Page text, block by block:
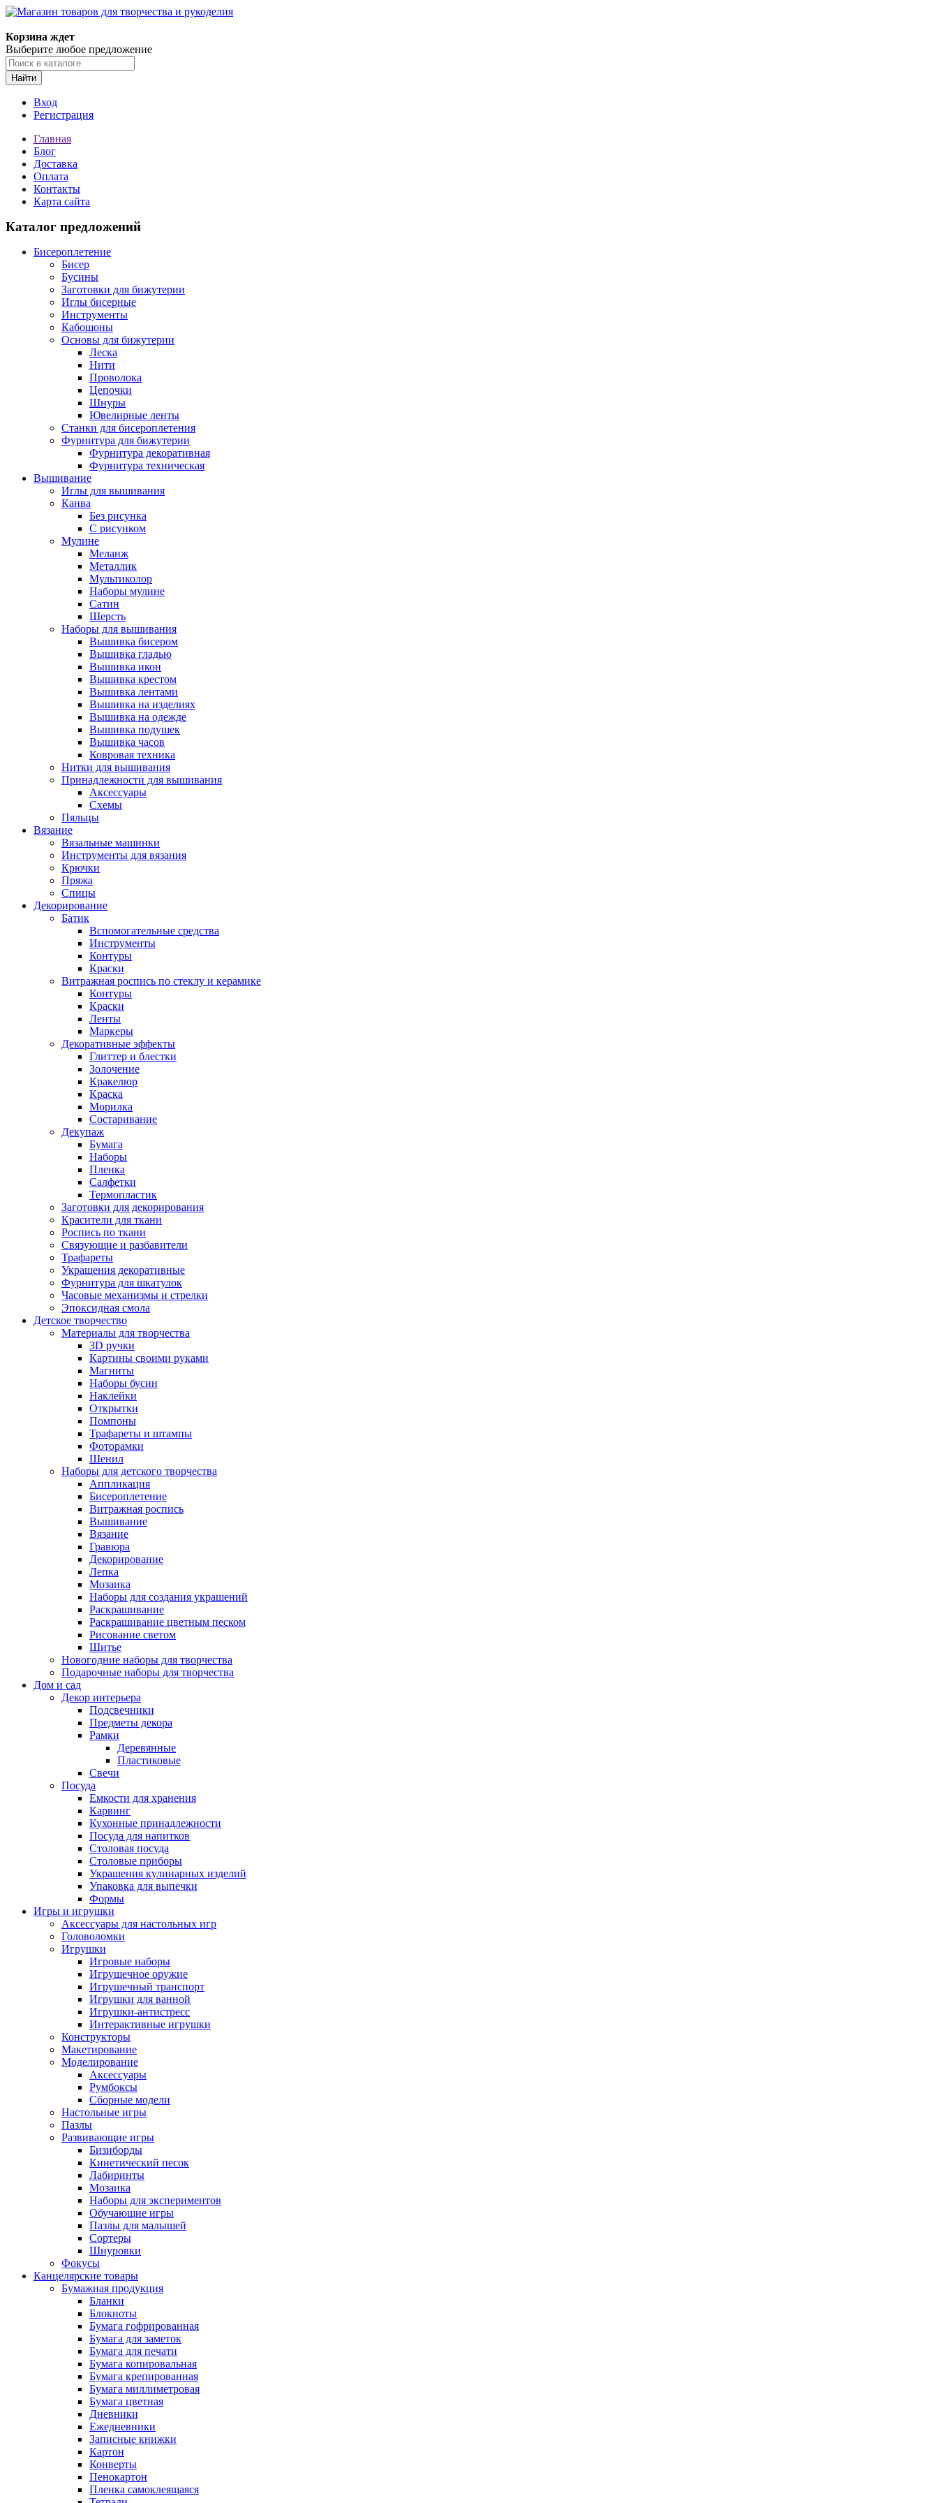
Корзина ждет
Выберите любое предложение
Найти
Вход
Регистрация
Главная
Блог
Доставка
Оплата
Контакты
Карта сайта
Каталог предложений
Бисероплетение
Бисер
Бусины
Заготовки для бижутерии
Иглы бисерные
Инструменты
Кабошоны
Основы для бижутерии
Леска
Нити
Проволока
Цепочки
Шнуры
Ювелирные ленты
Станки для бисероплетения
Фурнитура для бижутерии
Фурнитура декоративная
Фурнитура техническая
Вышивание
Иглы для вышивания
Канва
Без рисунка
С рисунком
Мулине
Меланж
Металлик
Мультиколор
Наборы мулине
Сатин
Шерсть
Наборы для вышивания
Вышивка бисером
Вышивка гладью
Вышивка икон
Вышивка крестом
Вышивка лентами
Вышивка на изделиях
Вышивка на одежде
Вышивка подушек
Вышивка часов
Ковровая техника
Нитки для вышивания
Принадлежности для вышивания
Аксессуары
Схемы
Пяльцы
Вязание
Вязальные машинки
Инструменты для вязания
Крючки
Пряжа
Спицы
Декорирование
Батик
Вспомогательные средства
Инструменты
Контуры
Краски
Витражная роспись по стеклу и керамике
Контуры
Краски
Ленты
Маркеры
Декоративные эффекты
Глиттер и блестки
Золочение
Кракелюр
Краска
Морилка
Состаривание
Декупаж
Бумага
Наборы
Пленка
Салфетки
Термопластик
Заготовки для декорирования
Красители для ткани
Роспись по ткани
Связующие и разбавители
Трафареты
Украшения декоративные
Фурнитура для шкатулок
Часовые механизмы и стрелки
Эпоксидная смола
Детское творчество
Материалы для творчества
3D ручки
Картины своими руками
Магниты
Наборы бусин
Наклейки
Открытки
Помпоны
Трафареты и штампы
Фоторамки
Шенил
Наборы для детского творчества
Аппликация
Бисероплетение
Витражная роспись
Вышивание
Вязание
Гравюра
Декорирование
Лепка
Мозаика
Наборы для создания украшений
Раскрашивание
Раскрашивание цветным песком
Рисование светом
Шитье
Новогодние наборы для творчества
Подарочные наборы для творчества
Дом и сад
Декор интерьера
Подсвечники
Предметы декора
Рамки
Деревянные
Пластиковые
Свечи
Посуда
Емкости для хранения
Карвинг
Кухонные принадлежности
Посуда для напитков
Столовая посуда
Столовые приборы
Украшения кулинарных изделий
Упаковка для выпечки
Формы
Игры и игрушки
Аксессуары для настольных игр
Головоломки
Игрушки
Игровые наборы
Игрушечное оружие
Игрушечный транспорт
Игрушки для ванной
Игрушки-антистресс
Интерактивные игрушки
Конструкторы
Макетирование
Моделирование
Аксессуары
Румбоксы
Сборные модели
Настольные игры
Пазлы
Развивающие игры
Бизиборды
Кинетический песок
Лабиринты
Мозаика
Наборы для экспериментов
Обучающие игры
Пазлы для малышей
Сортеры
Шнуровки
Фокусы
Канцелярские товары
Бумажная продукция
Бланки
Блокноты
Бумага гофрированная
Бумага для заметок
Бумага для печати
Бумага копировальная
Бумага крепированная
Бумага миллиметровая
Бумага цветная
Дневники
Ежедневники
Записные книжки
Картон
Конверты
Пенокартон
Пленка самоклеящаяся